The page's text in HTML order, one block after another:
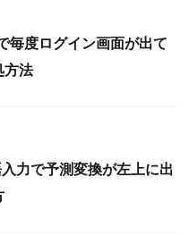
毎度ログイン画面が出て
方法
入力で予測変換が左上に出